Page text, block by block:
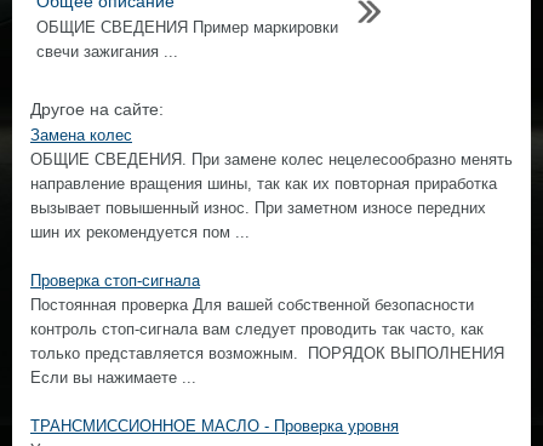
ОБЩИЕ СВЕДЕНИЯ Пример маркировки
свечи зажигания ...
Другое на сайте:
Замена колес
ОБЩИЕ СВЕДЕНИЯ. При замене колес нецелесообразно менять
направление вращения шины, так как их повторная приработка
вызывает повышенный износ. При заметном износе передних
шин их рекомендуется пом ...
Проверка стоп-сигнала
Постоянная проверка Для вашей собственной безопасности
контроль стоп-сигнала вам следует проводить так часто, как
только представляется возможным. ПОРЯДОК ВЫПОЛНЕНИЯ
Если вы нажимаете ...
ТРАНСМИССИОННОЕ МАСЛО - Проверка уровня